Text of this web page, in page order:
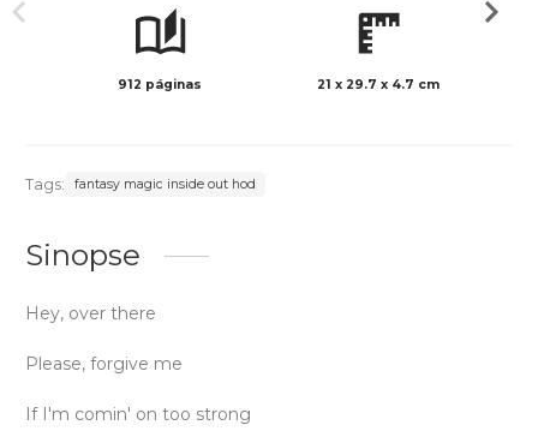
912 páginas 21 x 29.7 x 4.7 cm
Tags: fantasy magic inside out hod
Sinopse
Hey, over there
Please, forgive me
If I'm comin' on too strong